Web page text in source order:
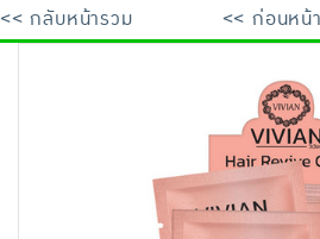
<< กลับหน้ารวม << ก่อนหน้